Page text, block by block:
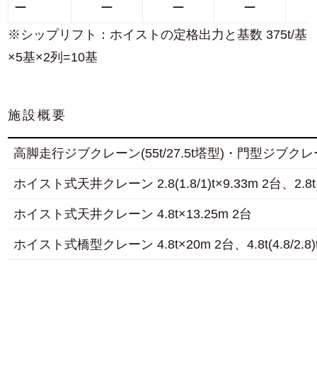
ー ー ー
ー
※シップリフト：ホイストの定格出力と基数 375t/基
×5基×2列=10基
施設概要
高脚走行ジブクレーン(55t/27.5t塔型)・門型ジブク
ホイスト式天井クレーン 2.8(1.8/1)t×9.33m 2台、
ホイスト式天井クレーン 4.8t×13.25m 2台
ホイスト式橋型クレーン 4.8t×20m 2台、4.8t(4.8/